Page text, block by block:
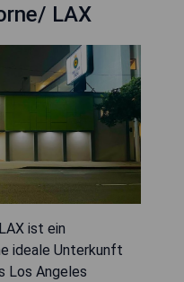
LAX
ist ein
ideale Unterkunft
Los Angeles